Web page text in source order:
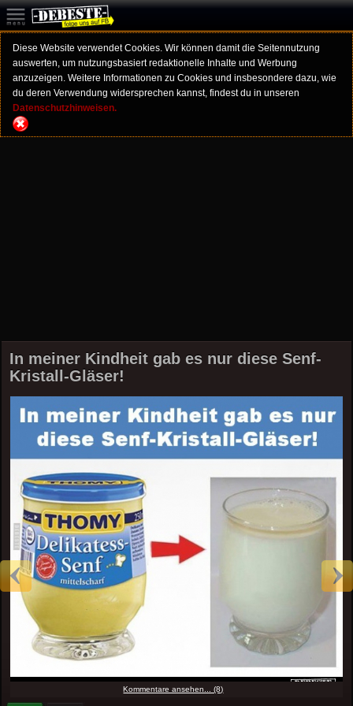
Diese Website verwendet Cookies. Wir können damit die Seitennutzung
auswerten, um nutzungsbasiert redaktionelle Inhalte und Werbung
anzuzeigen. Weitere Informationen zu Cookies und insbesondere dazu, wie
du deren Verwendung widersprechen kannst, findest du in unseren
Datenschutzhinweisen.
In meiner Kindheit gab es nur diese Senf-
Kristall-Gläser!
Kommentare ansehen... (8)